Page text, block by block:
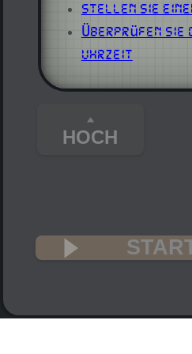
Stellen Sie
Überprüfen
Uhrzeit
HOCH